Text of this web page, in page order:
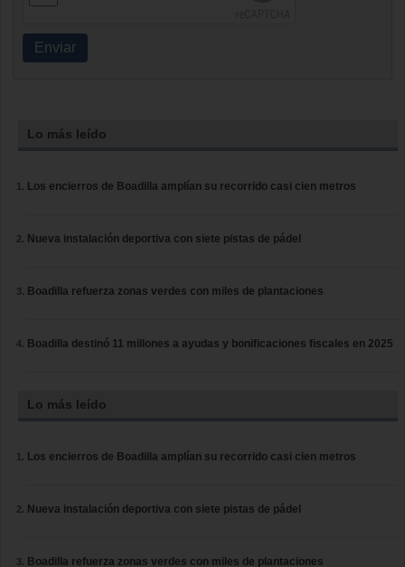
Enviar
Lo más leído
Los encierros de Boadilla amplían su recorrido casi cien metros
Nueva instalación deportiva con siete pistas de pádel
Boadilla refuerza zonas verdes con miles de plantaciones
Boadilla destinó 11 millones a ayudas y bonificaciones fiscales en 2025
Lo más leído
Los encierros de Boadilla amplían su recorrido casi cien metros
Nueva instalación deportiva con siete pistas de pádel
Boadilla refuerza zonas verdes con miles de plantaciones